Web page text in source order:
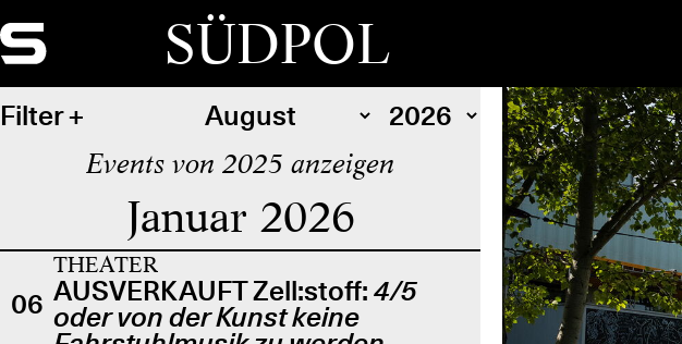
SÜDPOL
Filter
Events von 2025 anzeigen
Januar 2026
06
THEATER
AUSVERKAUFT Zell:stoff: 4/5
oder von der Kunst keine